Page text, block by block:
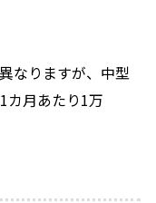
なりますが、中型
カ月あたり1万